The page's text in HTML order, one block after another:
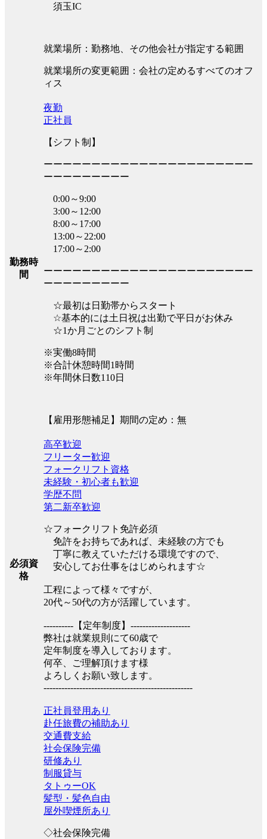
須玉IC
就業場所：勤務地、その他会社が指定する範囲
就業場所の変更範囲：会社の定めるすべてのオフ
ィス
勤務時
間
夜勤
正社員
【シフト制】
ーーーーーーーーーーーーーーーーーーーーーー
ーーーーーーーーー
0:00～9:00
3:00～12:00
8:00～17:00
13:00～22:00
17:00～2:00
ーーーーーーーーーーーーーーーーーーーーーー
ーーーーーーーーー
☆最初は日勤帯からスタート
☆基本的には土日祝は出勤で平日がお休み
☆1か月ごとのシフト制
※実働8時間
※合計休憩時間1時間
※年間休日数110日
【雇用形態補足】期間の定め：無
必須資
格
高卒歓迎
フリーター歓迎
フォークリフト資格
未経験・初心者も歓迎
学歴不問
第二新卒歓迎
☆フォークリフト免許必須
免許をお持ちであれば、未経験の方でも
丁寧に教えていただける環境ですので、
安心してお仕事をはじめられます☆
工程によって様々ですが、
20代～50代の方が活躍しています。
----------【定年制度】--------------------
弊社は就業規則にて60歳で
定年制度を導入しております。
何卒、ご理解頂けます様
よろしくお願い致します。
--------------------------------------------------
正社員登用あり
赴任旅費の補助あり
交通費支給
社会保険完備
研修あり
制服貸与
タトゥーOK
髪型・髪色自由
屋外喫煙所あり
◇社会保険完備